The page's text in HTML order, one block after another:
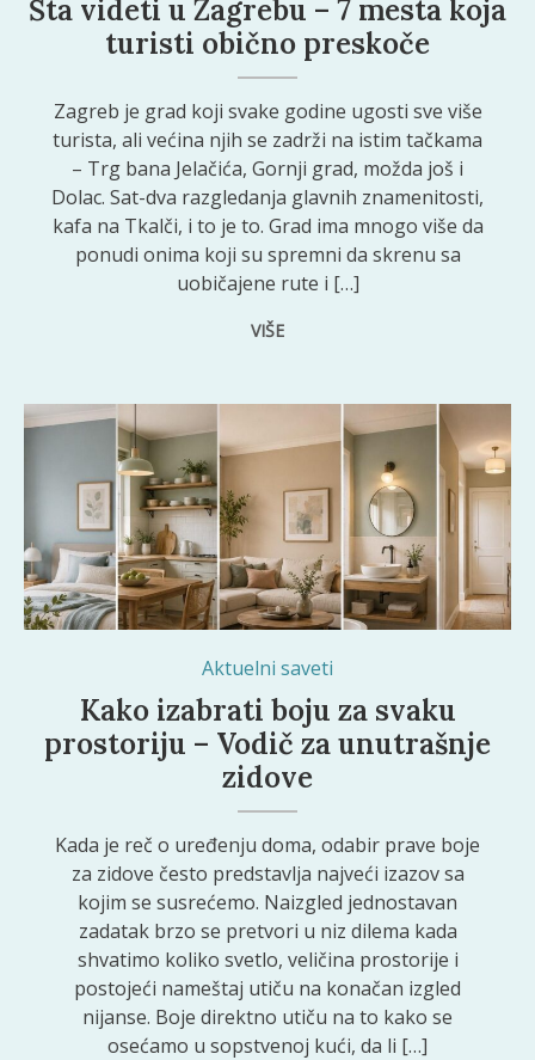
Šta videti u Zagrebu – 7 mesta koja
turisti obično preskoče
Zagreb je grad koji svake godine ugosti sve više
turista, ali većina njih se zadrži na istim tačkama
– Trg bana Jelačića, Gornji grad, možda još i
Dolac. Sat-dva razgledanja glavnih znamenitosti,
kafa na Tkalči, i to je to. Grad ima mnogo više da
ponudi onima koji su spremni da skrenu sa
uobičajene rute i […]
VIŠE
Ista nijansa može izgledati drugačije u svakoj prostoriji zbog prirodnog svetla, veštačkog osvetljenja i boje nameštaja.
Aktuelni saveti
Kako izabrati boju za svaku
prostoriju – Vodič za unutrašnje
zidove
Kada je reč o uređenju doma, odabir prave boje
za zidove često predstavlja najveći izazov sa
kojim se susrećemo. Naizgled jednostavan
zadatak brzo se pretvori u niz dilema kada
shvatimo koliko svetlo, veličina prostorije i
postojeći nameštaj utiču na konačan izgled
nijanse. Boje direktno utiču na to kako se
osećamo u sopstvenoj kući, da li […]